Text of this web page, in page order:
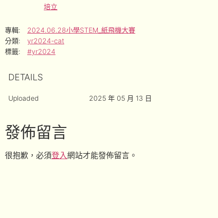
培立
專輯:
2024.06.28小學STEM_紙飛機大賽
分類:
yr2024-cat
標籤:
#yr2024
DETAILS
Uploaded 2025 年 05 月 13 日
發佈留言
很抱歉，必須登入網站才能發佈留言。